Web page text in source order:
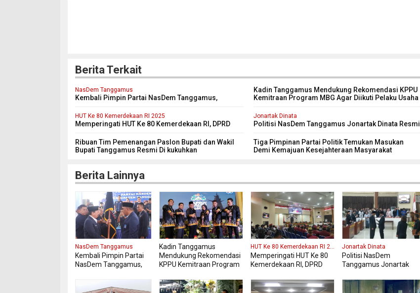
Berita Terkait
NasDem Tanggamus
Kembali Pimpin Partai NasDem Tanggamus,
Dua Kali lipat
Kadin Tanggamus Mendukung Rekomendasi KPPU
Kemitraan Program MBG Agar Diikuti Pelaku Usaha
HUT Ke 80 Kemerdekaan RI 2025
Memperingati HUT Ke 80 Kemerdekaan RI, DPRD
Paripurna Istimewa
Jonartak Dinata
Politisi NasDem Tanggamus Jonartak Dinata Resmi
Ribuan Tim Pemenangan Paslon Bupati dan Wakil
Bupati Tanggamus Resmi Di kukuhkan
Tiga Pimpinan Partai Politik Temukan Masukan
Demi Kemajuan Kesejahteraan Masyarakat
Berita Lainnya
NasDem Tanggamus
Kembali Pimpin Partai
NasDem Tanggamus,
Mendatang Dua Kali
Kadin Tanggamus
Mendukung Rekomendasi
KPPU Kemitraan Program
Usaha Lokal Kabupaten
Memperingati HUT Ke 80
Kemerdekaan RI, DPRD
Menggelar Sidang
Paripurna Istimewa
Jonartak Dinata
Politisi NasDem
Tanggamus Jonartak
Anggota DPRD
Tanggamus